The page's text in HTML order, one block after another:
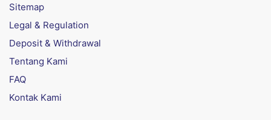
Sitemap
Legal & Regulation
Deposit & Withdrawal
Tentang Kami
FAQ
Kontak Kami